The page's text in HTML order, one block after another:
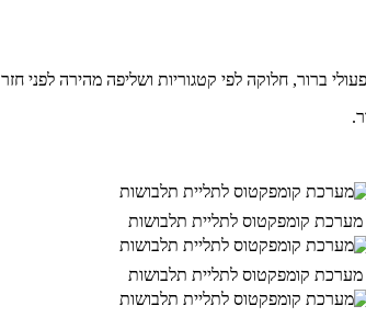
ברור, חלוקה לפי קטגוריות ושליפה מהירה לפני
מערכת קומפקטוס לתליית תלבושות
מערכת קומפקטוס לתליית תלבושות